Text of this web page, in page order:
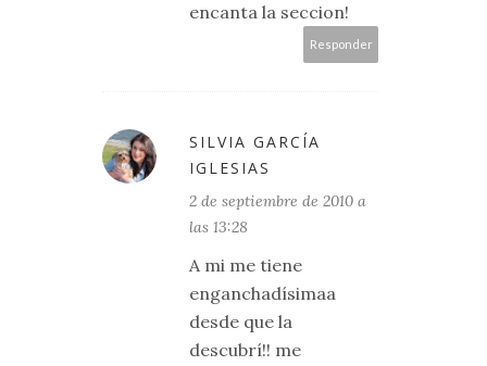
encanta la seccion!
Responder
SILVIA GARCÍA
IGLESIAS
2 de septiembre de 2010 a
las 13:28
A mi me tiene
enganchadísimaa
desde que la
descubrí!! me